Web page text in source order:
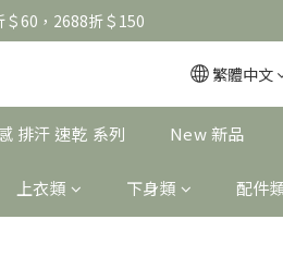
60，2688折＄150
60，2688折＄150
60，2688折＄150
繁體中文
排汗 速乾 系列 New 新品
上衣類 下身類 配件